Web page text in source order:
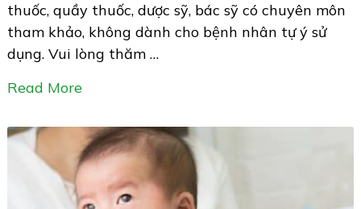
thuốc, quầy thuốc, dược sỹ, bác sỹ có chuyên môn
tham khảo, không dành cho bệnh nhân tự ý sử
dụng. Vui lòng thăm …
Read More